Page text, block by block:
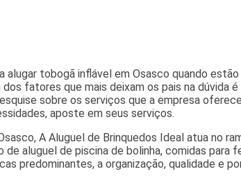
alugar tobogã inflável em Osasco quando
fatores que mais deixam os pais na dúvida
sobre os serviços que a empresa
aposte em seus serviços.
A Aluguel de Brinquedos Ideal atua no
aluguel de piscina de bolinha, comidas para
predominantes, a organização, qualidade e